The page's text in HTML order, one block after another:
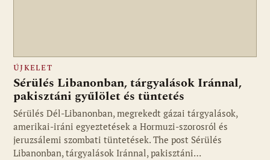
ÚJKELET
Sérülés Libanonban, tárgyalások Iránnal,
pakisztáni gyűlölet és tüntetés
Sérülés Dél-Libanonban, megrekedt gázai tárgyalások,
amerikai-iráni egyeztetések a Hormuzi-szorosról és
jeruzsálemi szombati tüntetések. The post Sérülés
Libanonban, tárgyalások Iránnal, pakisztáni…